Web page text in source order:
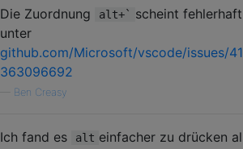
Die Zuordnung alt+` scheint
unter
github.com/Microsoft/vscode/issues/
363096692
Ben Creasy
Ich fand es alt einfacher zu drücken